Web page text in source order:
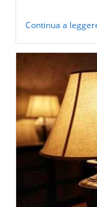
Continua a